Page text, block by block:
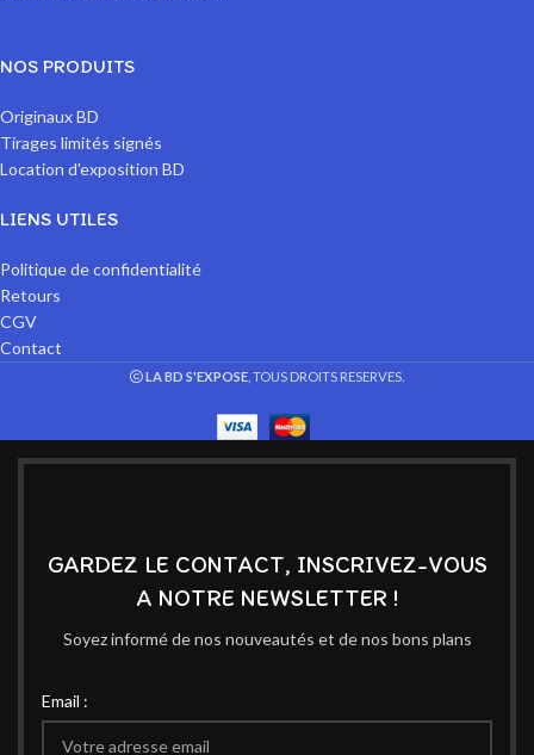
NOS PRODUITS
Originaux BD
Tirages limités signés
Location d'exposition BD
LIENS UTILES
Politique de confidentialité
Retours
CGV
Contact
LA BD S'EXPOSE , TOUS DROITS RESERVES.
GARDEZ LE CONTACT, INSCRIVEZ-VOUS
A NOTRE NEWSLETTER !
Soyez informé de nos nouveautés et de nos bons plans
Email :